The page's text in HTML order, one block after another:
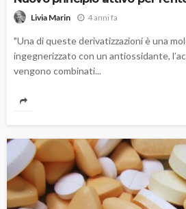
Livia Marin 4 anni fa
"Una di queste derivatizzazioni è una
ingegnerizzato con un antiossidante,
vengono combinati...